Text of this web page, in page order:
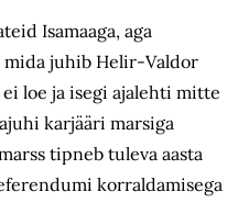
Isamaaga, aga
mida juhib Helir-Valdor
loe ja isegi ajalehti mitte
karjääri marsiga
tipneb tuleva aasta
korraldamisega